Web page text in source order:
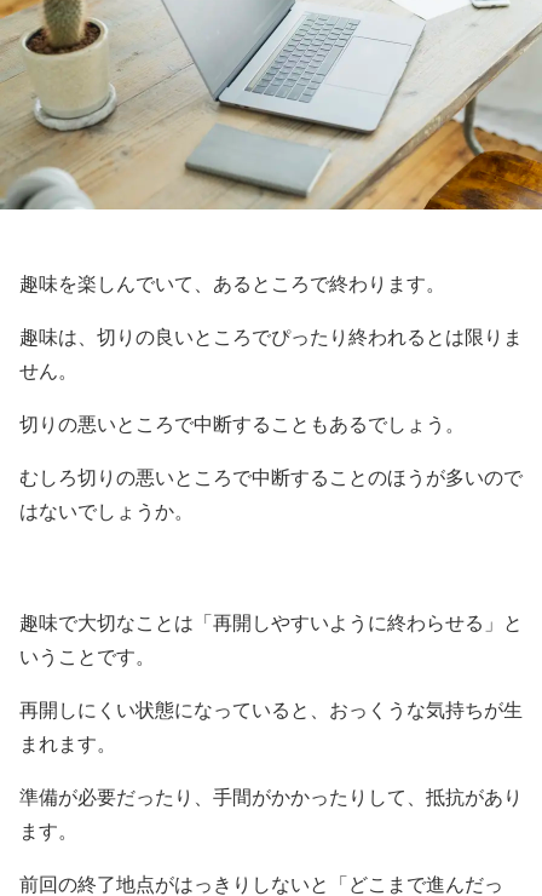
趣味を楽しんでいて、あるところで終わります。
趣味は、切りの良いところでぴったり終われるとは限りま
せん。
切りの悪いところで中断することもあるでしょう。
むしろ切りの悪いところで中断することのほうが多いので
はないでしょうか。
趣味で大切なことは「再開しやすいように終わらせる」と
いうことです。
再開しにくい状態になっていると、おっくうな気持ちが生
まれます。
準備が必要だったり、手間がかかったりして、抵抗があり
ます。
前回の終了地点がはっきりしないと「どこまで進んだっ